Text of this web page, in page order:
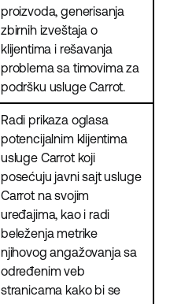
proizvoda, generisanja
zbirnih izveštaja o
klijentima i rešavanja
problema sa timovima za
podršku usluge Carrot.
Radi prikaza oglasa
potencijalnim klijentima
usluge Carrot koji
posećuju javni sajt usluge
Carrot na svojim
uređajima, kao i radi
beleženja metrike
njihovog angažovanja sa
određenim veb
stranicama kako bi se